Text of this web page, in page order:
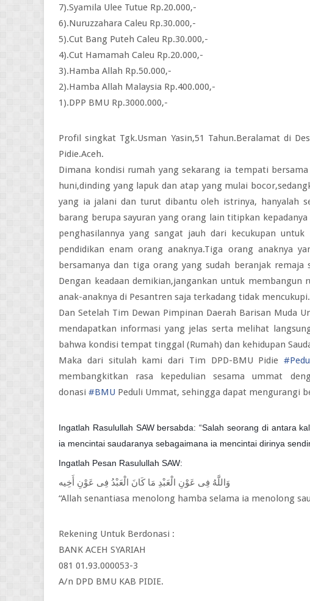
7).Syamila Ulee Tutue Rp.20.000,-
6).Nuruzzahara Caleu Rp.30.000,-
5).Cut Bang Puteh Caleu Rp.30.000,-
4).Cut Hamamah Caleu Rp.20.000,-
3).Hamba Allah Rp.50.000,-
2).Hamba Allah Malaysia Rp.400.000,-
1).DPP BMU Rp.3000.000,-
Profil singkat Tgk.Usman Yasin,51 Tahun.Beralamat di
Pidie.Aceh.
Dimana kondisi rumah yang sekarang ia tempati
huni,dinding yang lapuk dan atap yang mulai
yang ia jalani dan turut dibantu oleh istrinya, hanyalah
barang berupa sayuran yang orang lain titipkan
penghasilannya yang sangat jauh dari kecukupan
pendidikan enam orang anaknya.Tiga orang anaknya
bersamanya dan tiga orang yang sudah beranjak
Dengan keadaan demikian,jangankan untuk membangun
anak-anaknya di Pesantren saja terkadang tidak mencukupi.
Dan Setelah Tim Dewan Pimpinan Daerah Barisan Muda
mendapatkan informasi yang jelas serta melihat
bahwa kondisi tempat tinggal (Rumah) dan kehidupan
Maka dari situlah kami dari Tim DPD-BMU Pidie#
membangkitkan rasa kepedulian sesama ummat
donasi #BMU Peduli Ummat, sehingga dapat mengurangi
Ingatlah Rasulullah SAW bersabda: “Salah seorang di antara
ia mencintai saudaranya sebagaimana ia mencintai dirinya
Ingatlah Pesan Rasulullah SAW:
وَاللَّهُ فِى عَوْنِ الْعَبْدِ مَا كَانَ الْعَبْدُ فِى عَوْنِ أَخِيه
“Allah senantiasa menolong hamba selama ia menolong
Rekening Untuk Berdonasi :
BANK ACEH SYARIAH
081 01.93.000053-3
A/n DPD BMU KAB PIDIE.